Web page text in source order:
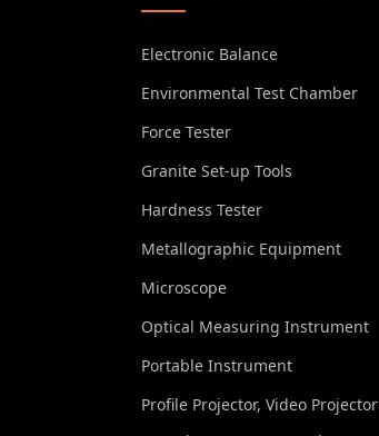
Electronic Balance
Environmental Test Chamber
Force Tester
Granite Set-up Tools
Hardness Tester
Metallographic Equipment
Microscope
Optical Measuring Instrument
Portable Instrument
Profile Projector, Video Projector